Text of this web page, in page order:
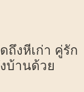
นว่านที่เคย
โยกควย
แทกหีท่า